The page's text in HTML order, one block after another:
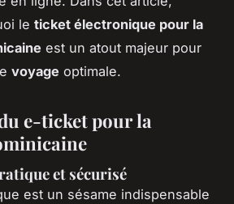
le ticket électronique pour la
est un atout majeur pour
voyage optimale.
e-ticket pour la
et sécurisé
est un sésame indispensable